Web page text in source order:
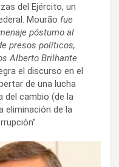
del Ejército, un
Mourão fue
póstumo al
presos políticos,
Alberto Brilhante
el discurso en el
de una lucha
del cambio (de la
eliminación de la